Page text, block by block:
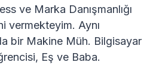
ve Marka Danışmanlığı
vermekteyim. Aynı
bir Makine Müh. Bilgisayar
Eş ve Baba.